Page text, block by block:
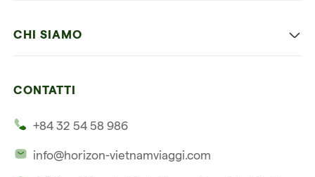
Vietnam e Cambogia
CHI SIAMO
CONTATTI
+84 32 54 58 986
info@horizon-vietnamviaggi.com